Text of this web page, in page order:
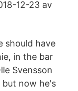
12-23 av
should have
in the bar
Svensson
but now he's